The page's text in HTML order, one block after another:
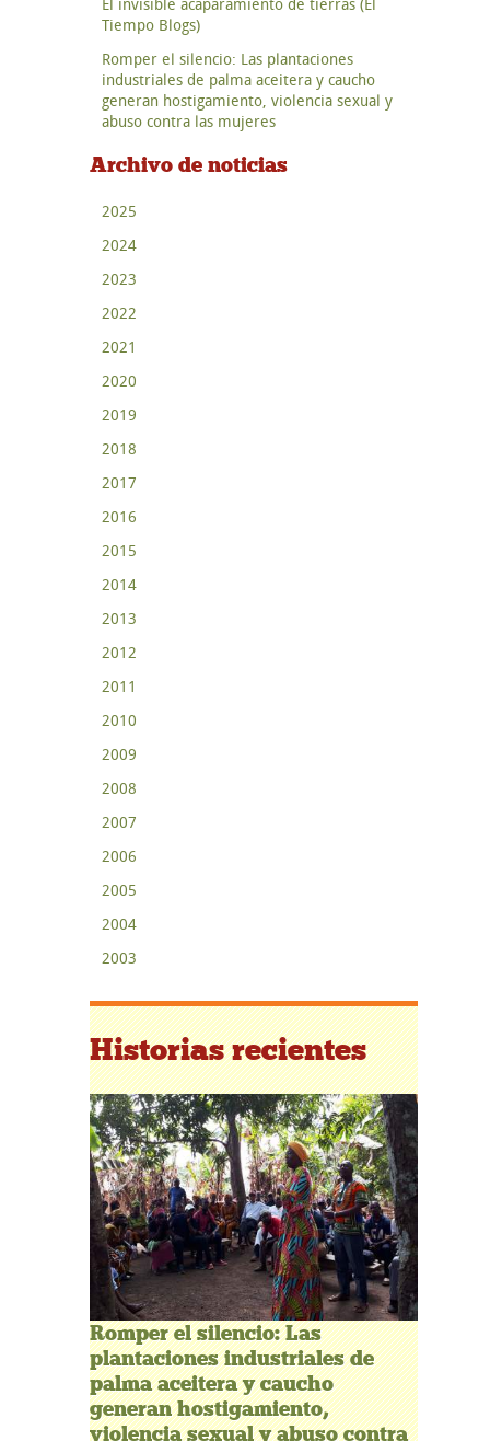
Tiempo Blogs)
Romper el silencio: Las plantaciones
industriales de palma aceitera y caucho
generan hostigamiento, violencia sexual y
abuso contra las mujeres
Archivo de noticias
2025
2024
2023
2022
2021
2020
2019
2018
2017
2016
2015
2014
2013
2012
2011
2010
2009
2008
2007
2006
2005
2004
2003
Historias recientes
Romper el silencio: Las
plantaciones industriales de
palma aceitera y caucho
generan hostigamiento,
violencia sexual y abuso contra